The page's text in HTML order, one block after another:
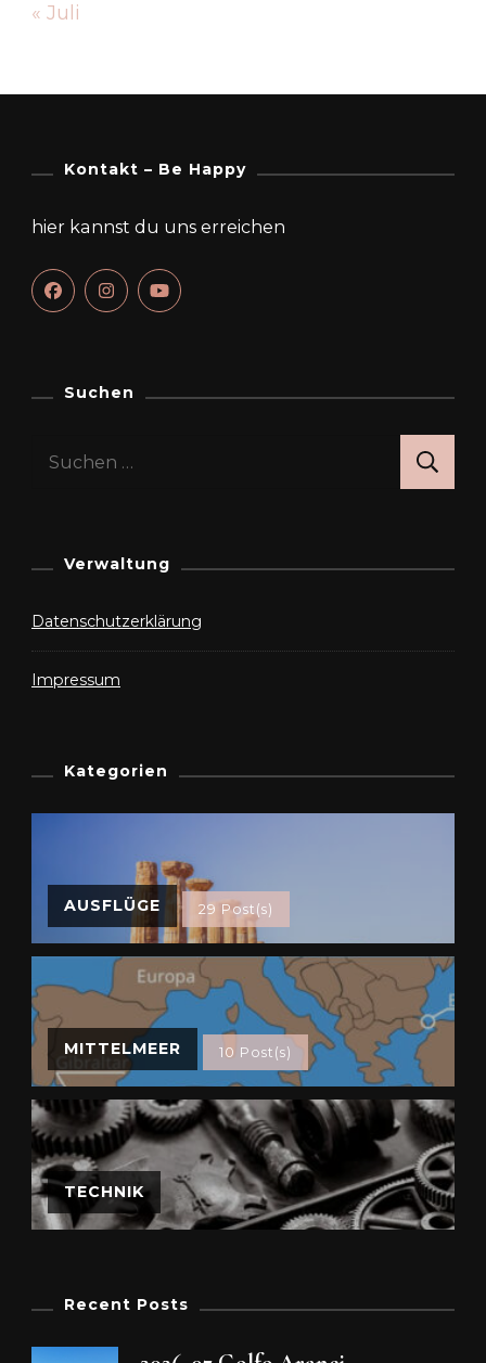
« Juli
Kontakt – Be Happy
hier kannst du uns erreichen
Suchen
Suchen
Verwaltung
Datenschutzerklärung
Impressum
Kategorien
AUSFLÜGE 29 Post(s)
MITTELMEER 10 Post(s)
TECHNIK
Recent Posts